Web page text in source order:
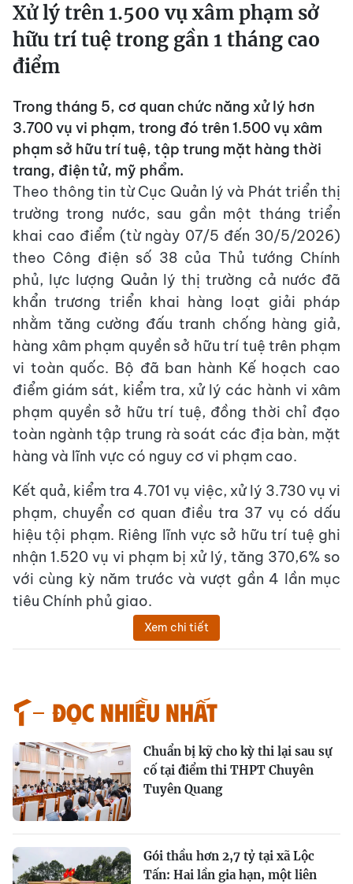
Xử lý trên 1.500 vụ xâm phạm sở
hữu trí tuệ trong gần 1 tháng cao
điểm
Trong tháng 5, cơ quan chức năng xử lý hơn
3.700 vụ vi phạm, trong đó trên 1.500 vụ xâm
phạm sở hữu trí tuệ, tập trung mặt hàng thời
trang, điện tử, mỹ phẩm.
Theo thông tin từ Cục Quản lý và Phát triển thị
trường trong nước, sau gần một tháng triển
khai cao điểm (từ ngày 07/5 đến 30/5/2026)
theo Công điện số 38 của Thủ tướng Chính
phủ, lực lượng Quản lý thị trường cả nước đã
khẩn trương triển khai hàng loạt giải pháp
nhằm tăng cường đấu tranh chống hàng giả,
hàng xâm phạm quyền sở hữu trí tuệ trên phạm
vi toàn quốc. Bộ đã ban hành Kế hoạch cao
điểm giám sát, kiểm tra, xử lý các hành vi xâm
phạm quyền sở hữu trí tuệ, đồng thời chỉ đạo
toàn ngành tập trung rà soát các địa bàn, mặt
hàng và lĩnh vực có nguy cơ vi phạm cao.
Kết quả, kiểm tra 4.701 vụ việc, xử lý 3.730 vụ vi
phạm, chuyển cơ quan điều tra 37 vụ có dấu
hiệu tội phạm. Riêng lĩnh vực sở hữu trí tuệ ghi
nhận 1.520 vụ vi phạm bị xử lý, tăng 370,6% so
với cùng kỳ năm trước và vượt gần 4 lần mục
tiêu Chính phủ giao.
Xem chi tiết
Đọc nhiều nhất
Chuẩn bị kỹ cho kỳ thi lại sau sự
cố tại điểm thi THPT Chuyên
Tuyên Quang
Gói thầu hơn 2,7 tỷ tại xã Lộc
Tấn: Hai lần gia hạn, một liên